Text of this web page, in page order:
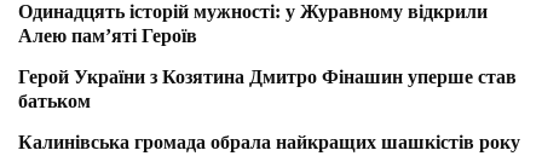
Одинадцять історій мужності: у Журавному відкрили
Алею пам’яті Героїв
Герой України з Козятина Дмитро Фінашин уперше став
батьком
Калинівська громада обрала найкращих шашкістів року